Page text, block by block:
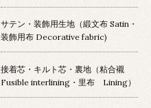
サテン・装飾用生地（緞文布 Satin・
装飾用布 Decorative fabric)
接着芯・キルト芯・裏地（粘合襯
Fusible interlining・里布 Lining）